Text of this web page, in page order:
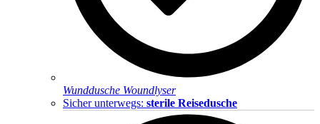
Wunddusche Woundlyser
Sicher unterwegs: sterile Reisedusche